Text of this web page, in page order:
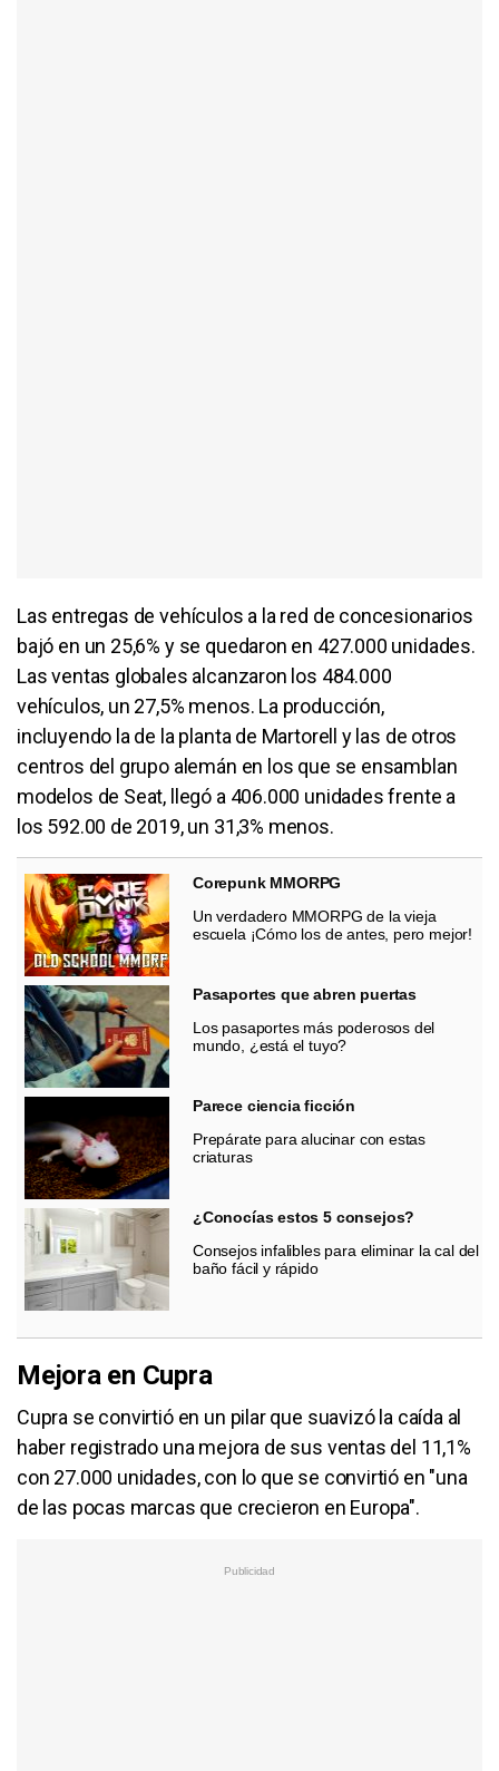
Las entregas de vehículos a la red de concesionarios
bajó en un 25,6% y se quedaron en 427.000 unidades.
Las ventas globales alcanzaron los 484.000
vehículos, un 27,5% menos. La producción,
incluyendo la de la planta de Martorell y las de otros
centros del grupo alemán en los que se ensamblan
modelos de Seat, llegó a 406.000 unidades frente a
los 592.00 de 2019, un 31,3% menos.
Corepunk MMORPG
Un verdadero MMORPG de la vieja
escuela ¡Cómo los de antes, pero mejor!
Pasaportes que abren puertas
Los pasaportes más poderosos del
mundo, ¿está el tuyo?
Parece ciencia ficción
Prepárate para alucinar con estas
criaturas
¿Conocías estos 5 consejos?
Consejos infalibles para eliminar la cal del
baño fácil y rápido
Mejora en Cupra
Cupra se convirtió en un pilar que suavizó la caída al
haber registrado una mejora de sus ventas del 11,1%
con 27.000 unidades, con lo que se convirtió en "una
de las pocas marcas que crecieron en Europa".